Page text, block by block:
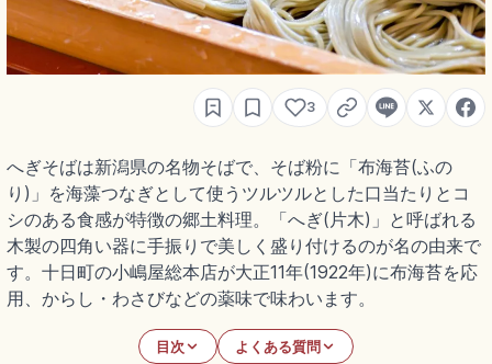
3
へぎそばは新潟県の名物そばで、そば粉に「布海苔(ふの
り)」を海藻つなぎとして使うツルツルとした口当たりとコ
シのある食感が特徴の郷土料理。「へぎ(片木)」と呼ばれる
木製の四角い器に手振りで美しく盛り付けるのが名の由来で
す。十日町の小嶋屋総本店が大正11年(1922年)に布海苔を応
用、からし・わさびなどの薬味で味わいます。
目次 よくある質問